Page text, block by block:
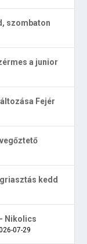
szombaton
a junior
Fejér
kedd
Nikolics
07-29